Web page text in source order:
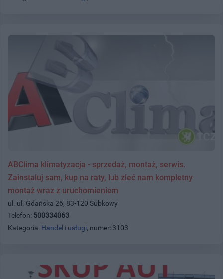
ABClima klimatyzacja - sprzedaż, montaż, serwis.
Zainstaluj sam, kup na raty, lub zleć nam kompletny
montaż wraz z uruchomieniem
ul. ul. Gdańska 26, 83-120 Subkowy
Telefon: 500334063
Kategoria: Handel i usługi, numer: 3103